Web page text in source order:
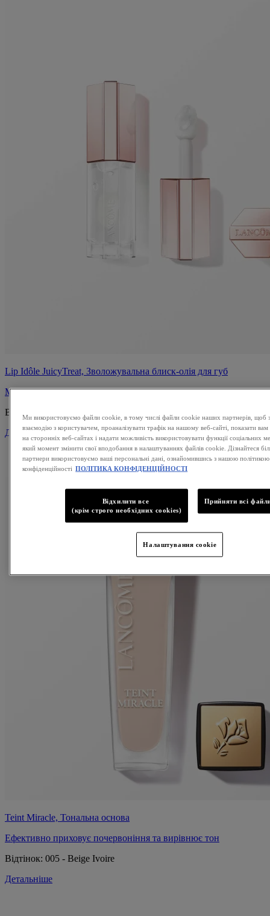
Lip Idôle JuicyTreat, Зволожувальна блиск-олія для губ
Миттєвий ефект 3D-блиску з ментоловою прохолодою
Відтінок:
Детальніше
Teint Miracle, Тональна основа
Ефективно приховує почервоніння та вирівнює тон
Відтінок: 005 - Beige Ivoire
Детальніше
Ми використовуємо файли cookie, в тому числі файли cookie наших партнерів, щоб
взаємодію з користувачем, проаналізувати трафік на нашому веб-сайті, показати
на сторонніх веб-сайтах і надати можливість використовувати функції
який момент змінити свої вподобання в налаштуваннях файлів cookie. Дізнайтеся
партнери використовуємо ваші персональні дані, ознайомившись з нашою політикою
конфіденційності ПОЛІТИКА КОНФІДЕНЦІЙНОСТІ
Відхилити все
(крім строго необхідних cookies)
Прийняти всі
Налаштування cookie